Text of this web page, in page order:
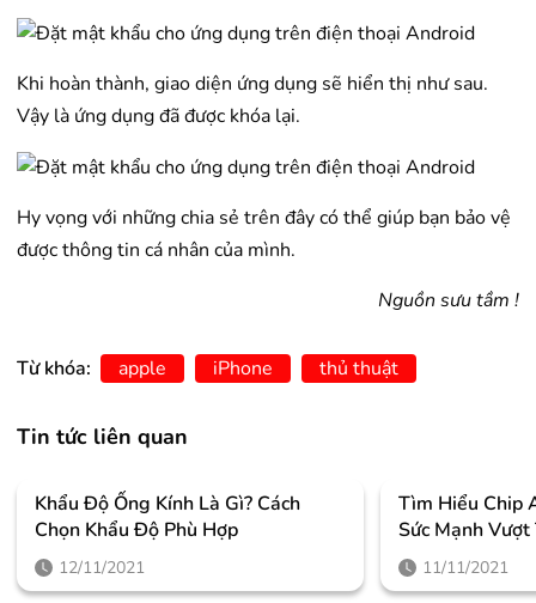
Khi hoàn thành, giao diện ứng dụng sẽ hiển thị như sau.
Vậy là ứng dụng đã được khóa lại.
Hy vọng với những chia sẻ trên đây có thể giúp bạn bảo vệ
được thông tin cá nhân của mình.
Nguồn sưu tầm !
Từ khóa: apple iPhone thủ thuật
Tin tức liên quan
Khẩu Độ Ống Kính Là Gì? Cách
Chọn Khẩu Độ Phù Hợp
12/11/2021
Tìm Hiểu Chip
Sức Mạnh Vượt
11/11/2021